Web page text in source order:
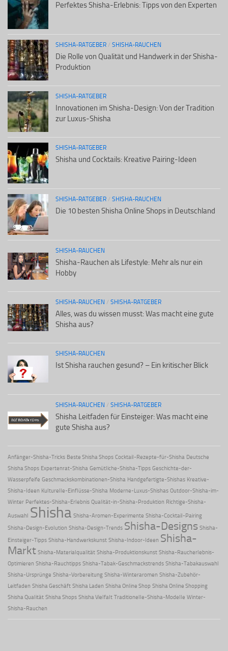
Perfektes Shisha-Erlebnis: Tipps von den Experten
SHISHA-RATGEBER / SHISHA-RAUCHEN
Die Rolle von Qualität und Handwerk in der Shisha-
Produktion
SHISHA-RATGEBER
Innovationen im Shisha-Design: Von der Tradition
zur Luxus-Shisha
SHISHA-RATGEBER
Shisha und Cocktails: Kreative Pairing-Ideen
SHISHA-RATGEBER / SHISHA-RAUCHEN
Die 10 besten Shisha Online Shops in Deutschland
SHISHA-RAUCHEN
Shisha-Rauchen als Lifestyle: Mehr als nur ein
Hobby
SHISHA-RAUCHEN / SHISHA-RATGEBER
Alles, was du wissen musst: Was macht eine gute
Shisha aus?
SHISHA-RAUCHEN
Ist Shisha rauchen gesund? – Ein kritischer Blick
SHISHA-RAUCHEN / SHISHA-RATGEBER
Shisha Leitfaden für Einsteiger: Was macht eine
gute Shisha aus?
Anfänger-Shisha-Tricks Beste Shisha Shops Cocktail-Rezepte-für-Shisha Deutsche
Shisha Shops Expertenrat-Shisha Gemütliche-Shisha-Tipps Geschichte-der-
Wasserpfeife Geschmackskombinationen-Shisha Handgefertigte-Shishas Kreative-
Shisha-Ideen Kulturelle-Einflüsse-Shisha Moderne-Luxus-Shishas Outdoor-Shisha-im-
Winter Perfektes-Shisha-Erlebnis Qualität-in-Shisha-Produktion Richtige-Shisha-
Auswahl Shisha Shisha-Aromen-Experimente Shisha-Cocktail-Pairing
Shisha-Design-Evolution Shisha-Design-Trends Shisha-Designs Shisha-
Einsteiger-Tipps Shisha-Handwerkskunst Shisha-Indoor-Ideen Shisha-
Markt Shisha-Materialqualität Shisha-Produktionskunst Shisha-Raucherlebnis-
Optimieren Shisha-Rauchtipps Shisha-Tabak-Geschmackstrends Shisha-Tabakauswahl
Shisha-Ursprünge Shisha-Vorbereitung Shisha-Winteraromen Shisha-Zubehör-
Leitfaden Shisha Geschäft Shisha Laden Shisha Online Shop Shisha Online Shopping
Shisha Qualität Shisha Shops Shisha Vielfalt Traditionelle-Shisha-Modelle Winter-
Shisha-Rauchen